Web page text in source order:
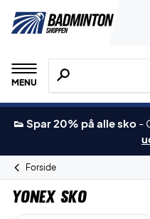
MENU
Søg efter
👟 Spar 20% på alle sko -
Forside
Yonex Sko